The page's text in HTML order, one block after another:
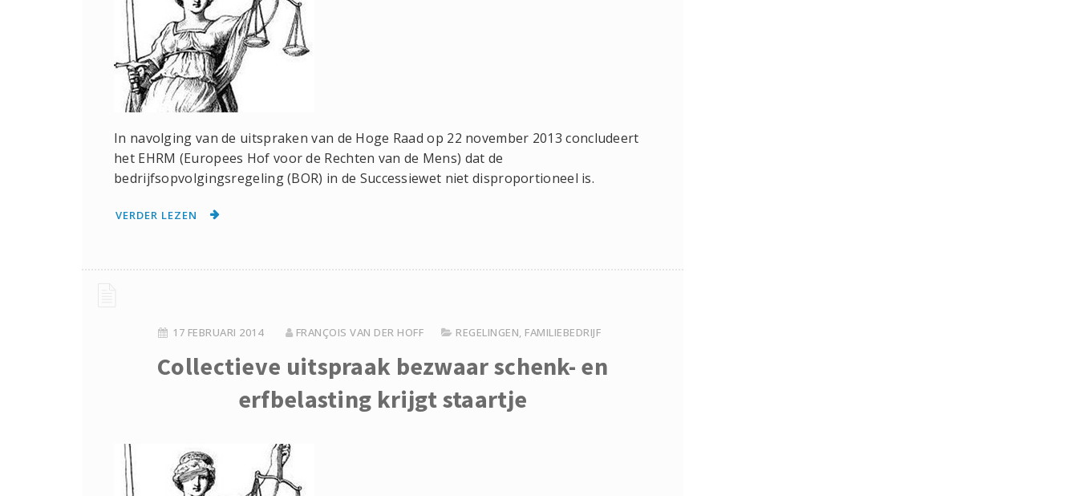
In navolging van de uitspraken van de Hoge Raad op 22 november 2013 concludeert
het EHRM (Europees Hof voor de Rechten van de Mens) dat de
bedrijfsopvolgingsregeling (BOR) in de Successiewet niet disproportioneel is.
VERDER LEZEN
17 FEBRUARI 2014 FRANÇOIS VAN DER HOFF REGELINGEN, FAMILIEBEDRIJF
Collectieve uitspraak bezwaar schenk- en
erfbelasting krijgt staartje